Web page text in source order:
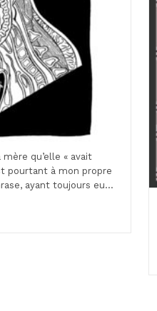
qu’elle « avait
pourtant à mon propre
ayant toujours eu…